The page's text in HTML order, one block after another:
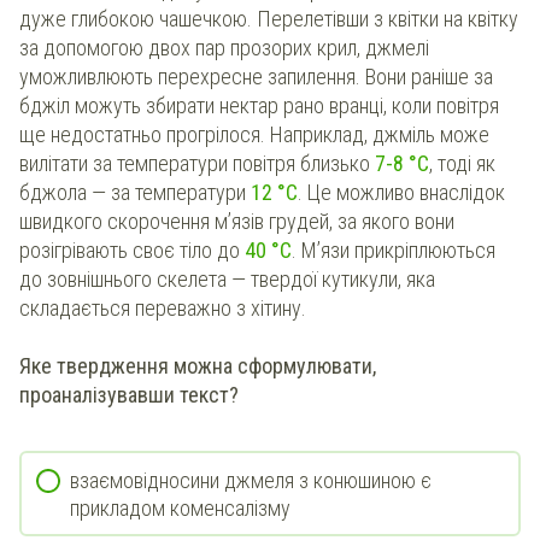
дуже глибокою чашечкою. Перелетівши з квітки на квітку
за допомогою двох пар прозорих крил, джмелі
уможливлюють перехресне запилення. Вони раніше за
бджіл можуть збирати нектар рано вранці, коли повітря
ще недостатньо прогрілося. Наприклад, джміль може
вилітати за температури повітря близько 7-8 °С, тоді як
бджола — за температури 12 °С. Це можливо внаслідок
швидкого скорочення м’язів грудей, за якого вони
розігрівають своє тіло до 40 °C. М’язи прикріплюються
до зовнішнього скелета — твердої кутикули, яка
складається переважно з хітину.
Яке твердження можна сформулювати,
проаналізувавши текст?
взаємовідносини джмеля з конюшиною є
прикладом коменсалізму